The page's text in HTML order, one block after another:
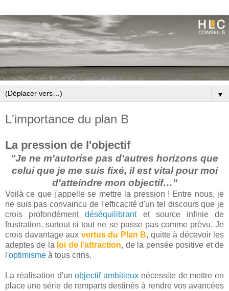
▼
L'importance du plan B
La pression de l'objectif
"Je ne m'autorise pas d'autres horizons que
celui que je me suis fixé, il est vital pour moi
d'atteindre mon objectif…"
Voilà ce que j'appelle se mettre la pression ! Entre nous, je
ne suis pas convaincu de l'efficacité d'un tel discours que je
crois profondémentdéséquilibrantet source infinie de
frustration, surtout si tout ne se passe pas comme prévu. Je
crois davantage aux vertus du Plan B, quitte à décevoir les
adeptes de la loi de l'attraction, de la pensée positive et de
l'optimisme à tous crins.
La réalisation d'unobjectif ambitieux nécessite de mettre en
place une série de remparts destinés à rendre vos avancées